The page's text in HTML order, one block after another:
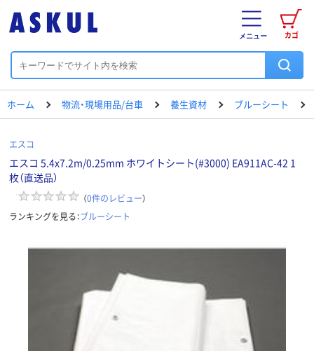
カゴ
メニュー
ホーム 物流・現場用品/台車 養生資材 ブルーシート
エスコ
エスコ 5.4x7.2m/0.25mm ホワイトシート(#3000) EA911AC-42 1
枚（直送品）
（0件のレビュー）
ランキングを見る：ブルーシート